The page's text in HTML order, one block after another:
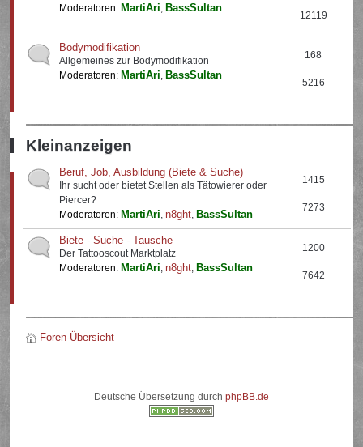
Moderatoren: MartiAri, BassSultan
12119
Bodymodifikation
Allgemeines zur Bodymodifikation
Moderatoren: MartiAri, BassSultan
168
5216
Kleinanzeigen
Beruf, Job, Ausbildung (Biete & Suche)
Ihr sucht oder bietet Stellen als Tätowierer oder
Piercer?
Moderatoren: MartiAri,n8ght, BassSultan
1415
7273
Biete - Suche - Tausche
Der Tattooscout Marktplatz
Moderatoren: MartiAri,n8ght, BassSultan
1200
7642
Foren-Übersicht
Deutsche Übersetzung durch phpBB.de